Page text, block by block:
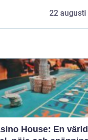
22 augusti
House: En